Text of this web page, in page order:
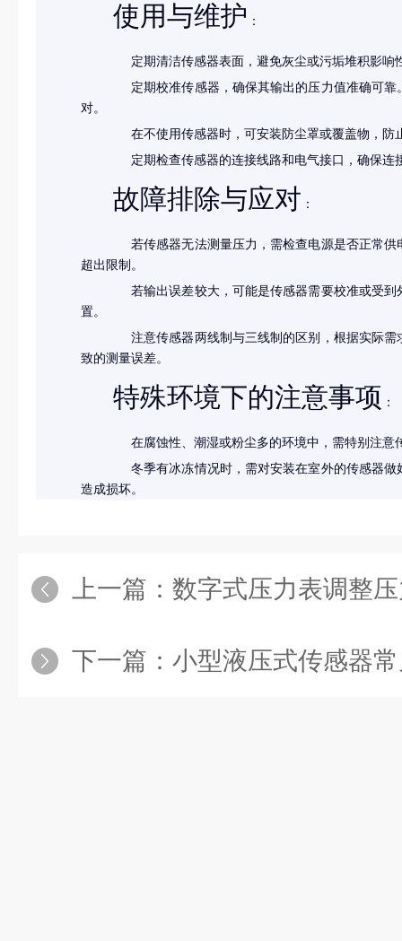
使用与维护 ：
定期清洁传感器表面，避免灰尘或污垢堆积影响
定期校准传感器，确保其输出的压力值准确可
对。
在不使用传感器时，可安装防尘罩或覆盖物，防
定期检查传感器的连接线路和电气接口，确保连
故障排除与应对 ：
若传感器无法测量压力，需检查电源是否正常
超出限制。
若输出误差较大，可能是传感器需要校准或受
置。
注意传感器两线制与三线制的区别，根据实际
致的测量误差。
特殊环境下的注意事项 ：
在腐蚀性、潮湿或粉尘多的环境中，需特别注
冬季有冰冻情况时，需对安装在室外的传感器
造成损坏。
上一篇： 数字式压力表调整
下一篇： 小型液压式传感器